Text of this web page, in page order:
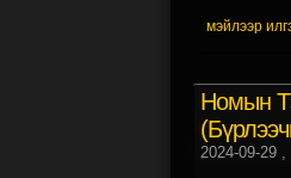
мэйлээр
Номын
2024-09-29,